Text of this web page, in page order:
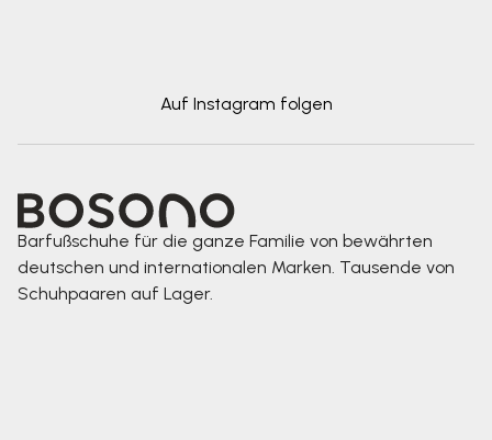
Auf Instagram folgen
Barfußschuhe für die ganze Familie von bewährten
deutschen und internationalen Marken. Tausende von
Schuhpaaren auf Lager.